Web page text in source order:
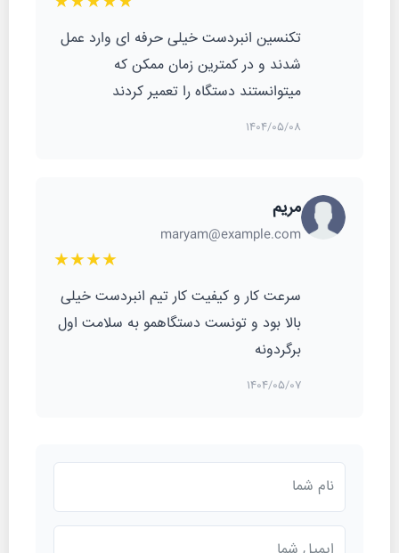
تکنسین انبردست خیلی حرفه ای وارد عمل
شدند و در کمترین زمان ممکن که
میتوانستند دستگاه را تعمیر کردند
1404/05/08
مریم
maryam@example.com
★★★★
سرعت کار و کیفیت کار تیم انبردست خیلی
بالا بود و تونست دستگاهمو به سلامت اول
برگردونه
1404/05/07